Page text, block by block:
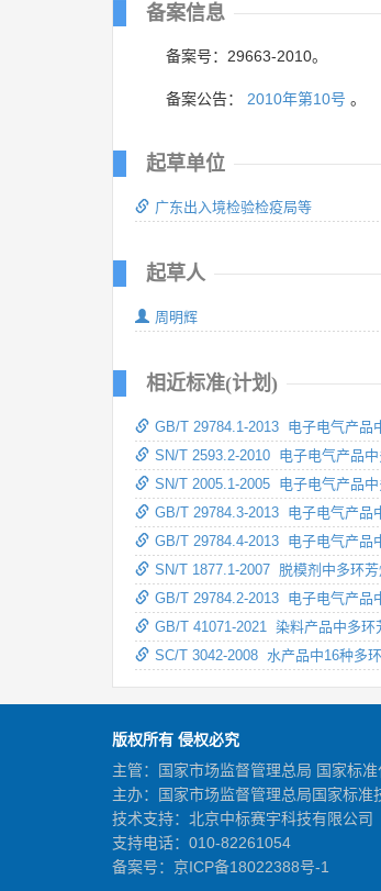
备案信息
备案号：29663-2010。
备案公告： 2010年第10号 。
起草单位
广东出入境检验检疫局等
起草人
周明辉
相近标准(计划)
GB/T 29784.1-2013 电子电气产品
SN/T 2593.2-2010 电子电气产品
SN/T 2005.1-2005 电子电气产品
GB/T 29784.3-2013 电子电气产品
GB/T 29784.4-2013 电子电气产品
SN/T 1877.1-2007 脱模剂中多环
GB/T 29784.2-2013 电子电气产品
GB/T 41071-2021 染料产品中多环
SC/T 3042-2008 水产品中16种多
版权所有 侵权必究
主管：国家市场监督管理总局 国家标
主办：国家市场监督管理总局国家标准
技术支持：北京中标赛宇科技有限公司
支持电话：010-82261054
备案号： 京ICP备18022388号-1